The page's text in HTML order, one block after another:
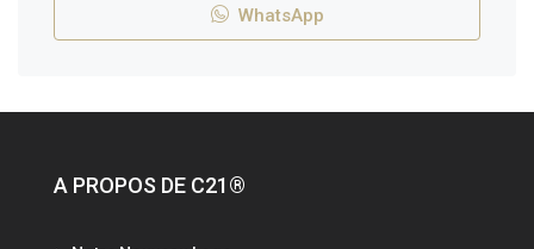
WhatsApp
A PROPOS DE C21®